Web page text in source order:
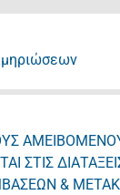
ΣΤΙΣ
&